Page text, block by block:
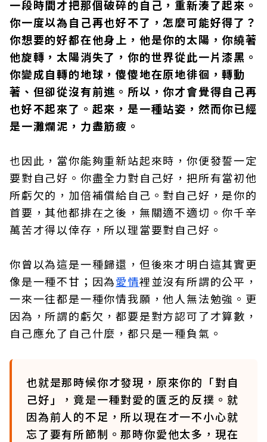
一段時間才把那個破碎的自己，重新湊了起來。
你一度以為自己再也好不了，怎麼可能好得了？
你想要的好都在他身上，他是你的太陽，你繞著
他旋轉，太陽消失了，你的世界從此一片漆黑。
你變成自轉的地球，傻傻地在原地徘徊，轉動
著、但卻從沒有前進。所以，你才會覺得自己再
也好不起來了。起來，是一種站姿，然而你已經
是一灘爛泥，力盡筋疲。
也因此，當你能夠重新站起來時，你便發誓一定
要對自己好。你盡全力對自己好，把所有當初他
所虧欠的，加倍補償給自己。對自己好，是你的
首要，其他都排在之後，無關適不適切。你千辛
萬苦才得以倖存，所以理當要對自己好。
你曾以為這是一種歸還，但後來才明白這其實更
像是一種不甘；因為愛情裡並沒有所謂的公平，
一來一往都是一種你情我願，他人無法勉強。更
因為，所謂的虧欠，都要是對方認可了才算數，
自己應允了自己什麼，都只是一種負氣。
也就是那時候你才發現，原來你的「對自
己好」，竟是一種對愛的匱乏的反撲。就
因為前人的不足，所以現在才一不小心就
忘了要有所節制。那時你愛他太多，現在